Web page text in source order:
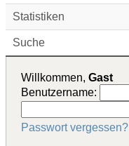
Statistiken
Suche
Willkommen, Gast
Benutzername:
Passwort vergessen?